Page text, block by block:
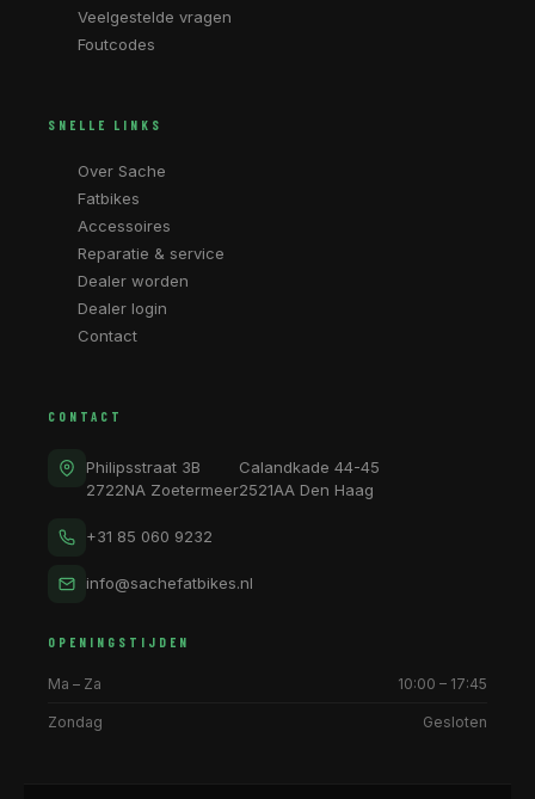
Veelgestelde vragen
Foutcodes
SNELLE LINKS
Over Sache
Fatbikes
Accessoires
Reparatie & service
Dealer worden
Dealer login
Contact
CONTACT
Philipsstraat 3B
2722NA Zoetermeer
Calandkade 44-45
2521AA Den Haag
+31 85 060 9232
info@sachefatbikes.nl
OPENINGSTIJDEN
Ma – Za 10:00 – 17:45
Zondag Gesloten